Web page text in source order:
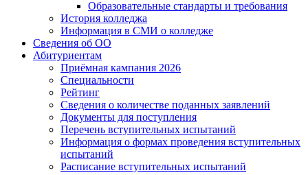
Образовательные стандарты и требования
История колледжа
Информация в СМИ о колледже
Сведения об ОО
Абитуриентам
Приёмная кампания 2026
Специальности
Рейтинг
Сведения о количестве поданных заявлений
Документы для поступления
Перечень вступительных испытаний
Информация о формах проведения вступительных
испытаний
Расписание вступительных испытаний